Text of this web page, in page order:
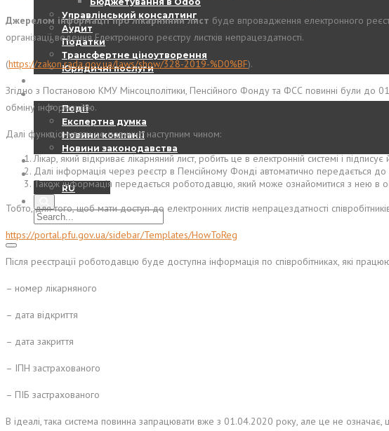
Управлінський консалтинг
Аудит
Податки
Трансфертне ціноутворення
Юридичні послуги
НОВИНИ
Події
Експертна думка
Новини компанії
Новини законодавства
КОНТАКТИ
UA
RU
Джерелом інформації про лікарняний лист буде впровадження електронного
організації ведення Електронного реєстру листків непрацездатності.
(https://zakon.rada.gov.ua/laws/show/328-2019-%D0%BF).
Згідно з Постановою КМУ Мінсоцполітики, Пенсійного Фонду та ФСС повинні були до
обміну інформацією.
Далі функціонувати це повинно наступним чином:
Лікар, який відкриває лікарняний лист, робить це в електронній системі і
Далі інформація через реєстр в Пенсійному Фонді автоматично передається
Також інформація передається роботодавцю, який може ознайомитися з нею в
Тобто, для того, щоб мати доступ до електронних листів непрацездатності
https://portal.pfu.gov.ua/sidebar/Templates/HowToReg
Після реєстрації роботодавцю буде доступна інформація по співробітниках, які
– номер лікарняного
– дата відкриття
– дата закриття
– ІПН застрахованого
– ПІБ застрахованого
В ідеалі, така система повинна запрацювати вже з 01.04.2020 року, але це не означає,